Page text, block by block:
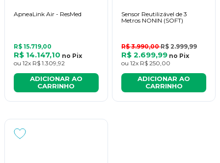
ApneaLink Air - ResMed
R$ 15.719,00
R$ 14.147,10 no Pix
ou 12x R$ 1.309,92
ADICIONAR AO
CARRINHO
Sensor Reutilizável de 3
Metros NONIN (SOFT)
R$ 3.990,00R$ 2.999,99
R$ 2.699,99 no Pix
ou 12x R$ 250,00
ADICIONAR AO
CARRINHO